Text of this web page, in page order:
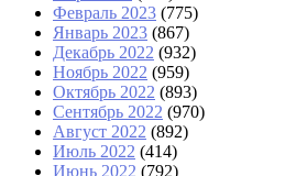
Февраль 2023 (775)
Январь 2023 (867)
Декабрь 2022 (932)
Ноябрь 2022 (959)
Октябрь 2022 (893)
Сентябрь 2022 (970)
Август 2022 (892)
Июль 2022 (414)
Июнь 2022 (792)